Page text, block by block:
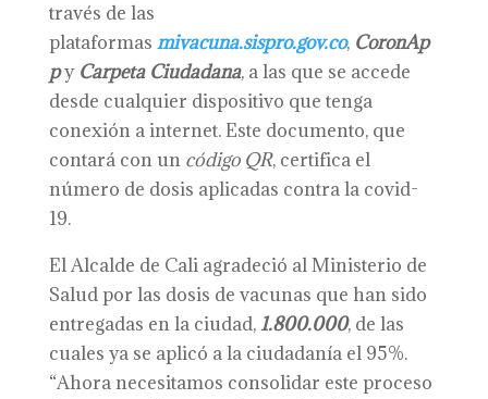
través de las
plataformas mivacuna.sispro.gov.co, CoronAp
py Carpeta Ciudadana, a las que se accede
desde cualquier dispositivo que tenga
conexión a internet. Este documento, que
contará con un código QR, certifica el
número de dosis aplicadas contra la covid-
19.
El Alcalde de Cali agradeció al Ministerio de
Salud por las dosis de vacunas que han sido
entregadas en la ciudad,1.800.000, de las
cuales ya se aplicó a la ciudadanía el 95%.
“Ahora necesitamos consolidar este proceso